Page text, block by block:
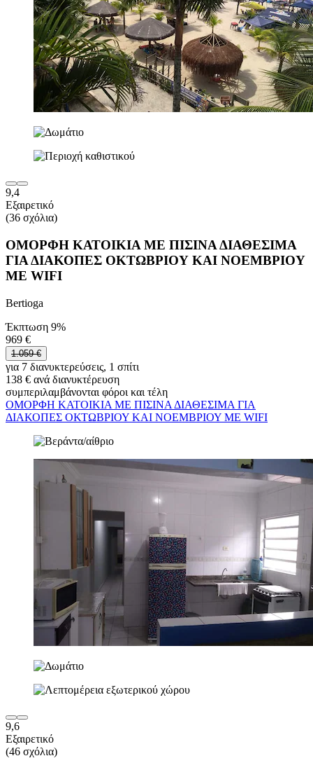
9,4
Εξαιρετικό
(36 σχόλια)
ΟΜΟΡΦΗ ΚΑΤΟΙΚΙΑ ΜΕ ΠΙΣΙΝΑ ΔΙΑΘΕΣΙΜΑ
ΓΙΑ ΔΙΑΚΟΠΕΣ ΟΚΤΩΒΡΙΟΥ ΚΑΙ ΝΟΕΜΒΡΙΟΥ
ΜΕ WIFI
Bertioga
Έκπτωση 9%
969 €
1.059 €
για 7 διανυκτερεύσεις, 1 σπίτι
138 € ανά διανυκτέρευση
συμπεριλαμβάνονται φόροι και τέλη
ΟΜΟΡΦΗ ΚΑΤΟΙΚΙΑ ΜΕ ΠΙΣΙΝΑ ΔΙΑΘΕΣΙΜΑ ΓΙΑ
ΔΙΑΚΟΠΕΣ ΟΚΤΩΒΡΙΟΥ ΚΑΙ ΝΟΕΜΒΡΙΟΥ ΜΕ WIFI
9,6
Εξαιρετικό
(46 σχόλια)